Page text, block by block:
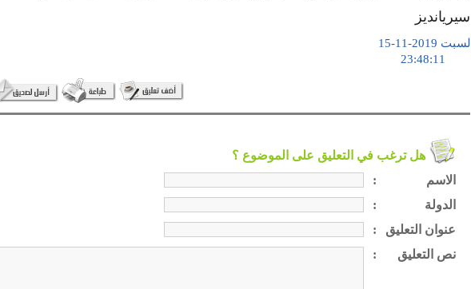
سيريانديز
السبت 2019-11-15
هل ترغب في التعليق على الموضوع ؟
:
الاسم
:
الدولة
:
عنوان التعليق
:
نص التعليق